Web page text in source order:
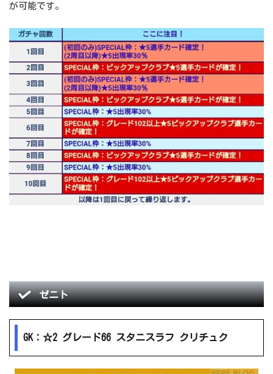
が可能です。
ゼニト
GK：☆2 グレード66 スタニスラフ クリチュク